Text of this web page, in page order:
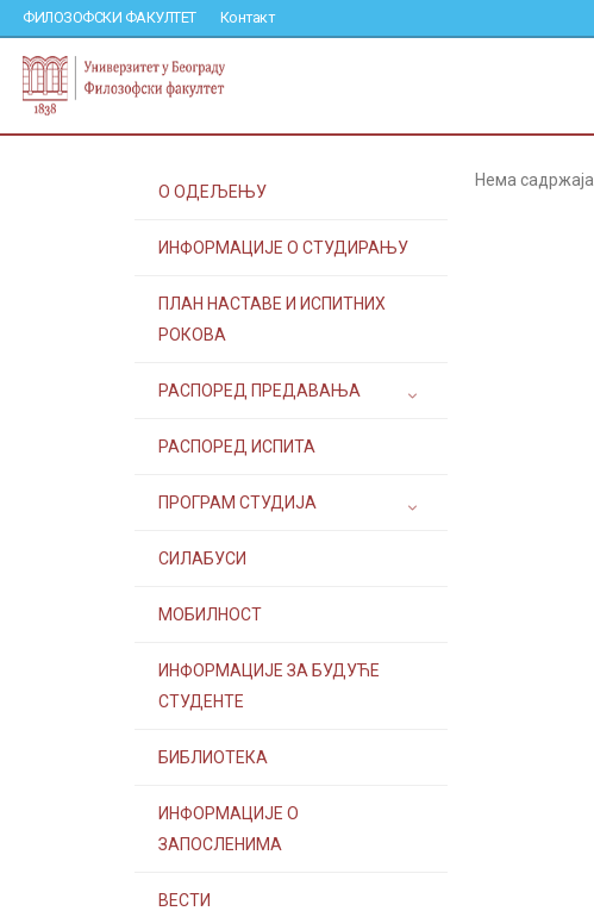
ФИЛОЗОФСКИ ФАКУЛТЕТ Контакт
О ОДЕЉЕЊУ
ИНФОРМАЦИЈЕ О СТУДИРАЊУ
ПЛАН НАСТАВЕ И ИСПИТНИХ
РОКОВА
РАСПОРЕД ПРЕДАВАЊА
РАСПОРЕД ИСПИТА
ПРОГРАМ СТУДИЈА
СИЛАБУСИ
МОБИЛНОСТ
ИНФОРМАЦИЈЕ ЗА БУДУЋЕ
СТУДЕНТЕ
БИБЛИОТЕКА
ИНФОРМАЦИЈЕ О
ЗАПОСЛЕНИМА
ВЕСТИ
Нема садржаја.